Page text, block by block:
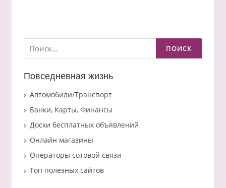
Найти:
Повседневная жизнь
Автомобили/Транспорт
Банки, Карты, Финансы
Доски бесплатных объявлений
Онлайн магазины
Операторы сотовой связи
Топ полезных сайтов